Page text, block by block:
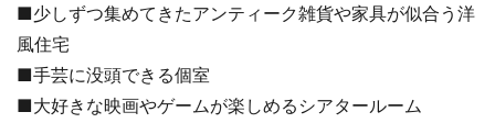
■少しずつ集めてきたアンティーク雑貨や家具が似合う洋
風住宅
■手芸に没頭できる個室
■大好きな映画やゲームが楽しめるシアタールーム